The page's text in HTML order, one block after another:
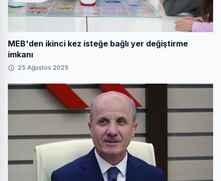
MEB'den ikinci kez isteğe bağlı yer değiştirme
imkanı
25 Ağustos 2025